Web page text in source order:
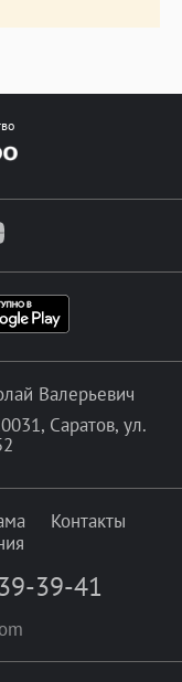
Валерьевич
Саратов, ул.
Контакты
39-39-41